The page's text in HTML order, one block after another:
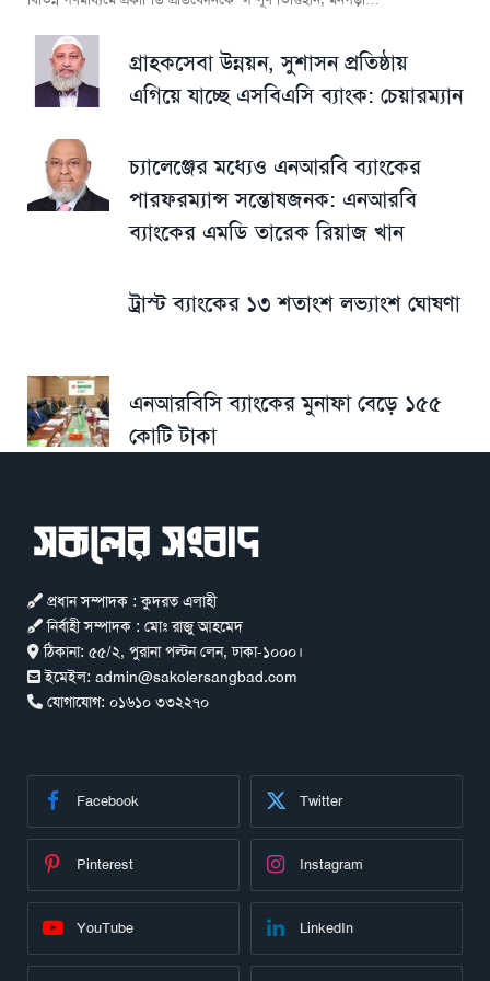
গ্রাহকসেবা উন্নয়ন, সুশাসন প্রতিষ্ঠায়
এগিয়ে যাচ্ছে এসবিএসি ব্যাংক: চেয়ারম্যান
চ্যালেঞ্জের মধ্যেও এনআরবি ব্যাংকের
পারফরম্যান্স সন্তোষজনক: এনআরবি
ব্যাংকের এমডি তারেক রিয়াজ খান
ট্রাস্ট ব্যাংকের ১৩ শতাংশ লভ্যাংশ ঘোষণা
এনআরবিসি ব্যাংকের মুনাফা বেড়ে ১৫৫
কোটি টাকা
প্রধান সম্পাদক : কুদরত এলাহী
নির্বাহী সম্পাদক : মোঃ রাজু আহমেদ
ঠিকানা: ৫৫/২, পুরানা পল্টন লেন, ঢাকা-১০০০।
ইমেইল: admin@sakolersangbad.com
যোগাযোগ: ০১৬১০ ৩৩২২৭০
Facebook Twitter
Pinterest Instagram
YouTube LinkedIn